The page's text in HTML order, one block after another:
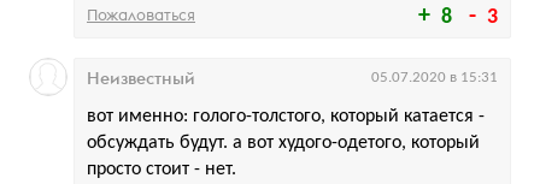
8 3
Пожаловаться
вот именно: голого-толстого, который катается -
обсуждать будут. а вот худого-одетого, который
просто стоит - нет.
Неизвестный 05.07.2020 в 15:31